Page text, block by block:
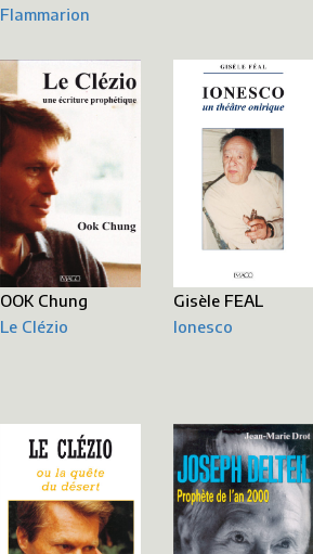
Flammarion
OOK Chung
Le Clézio
Gisèle FEAL
Ionesco